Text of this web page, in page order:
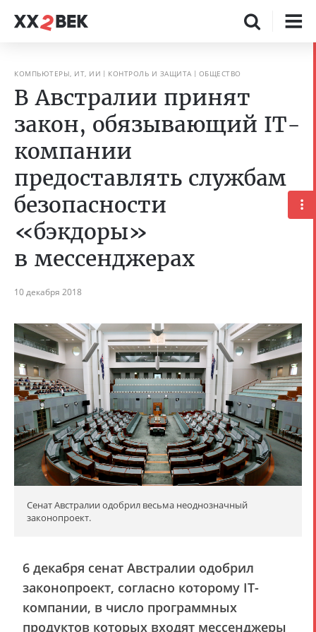
КОМПЬЮТЕРЫ, ИТ, ИИ КОНТРОЛЬ И ЗАЩИТА ОБЩЕСТВО
В Австралии принят
закон, обязывающий IT-
компании
предоставлять службам
безопасности
«бэкдоры»
в мессенджерах
10 декабря 2018
Сенат Австралии одобрил весьма неоднозначный
законопроект.
6 декабря сенат Австралии одобрил
законопроект, согласно которому IT-
компании, в число программных
продуктов которых входят мессенджеры